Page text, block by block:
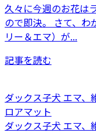
久々に今週のお花は
ので即決。 さて、わ
リー＆エマ）が...
記事を読む
ダックス子犬 エマ、
ロアマット
ダックス子犬 エマ、